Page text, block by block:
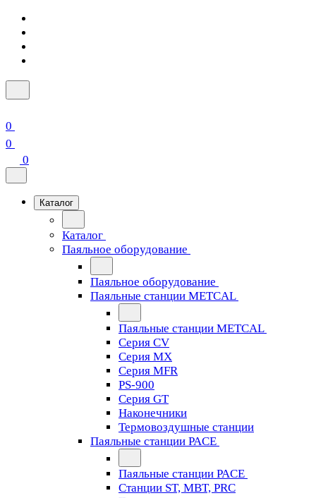
0
0
0
Каталог
Каталог
Паяльное оборудование
Паяльное оборудование
Паяльные станции METCAL
Паяльные станции METCAL
Серия CV
Серия MX
Серия MFR
PS-900
Серия GT
Наконечники
Термовоздушные станции
Паяльные станции PACE
Паяльные станции PACE
Станции ST, MBT, PRC